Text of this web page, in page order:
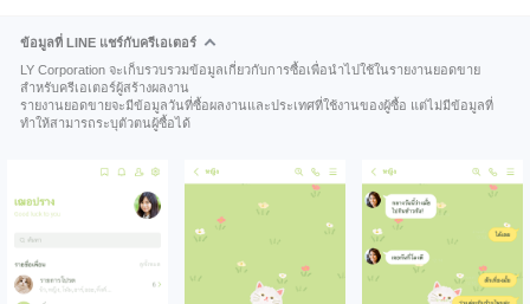
ข้อมูลที่ LINE แชร์กับครีเอเตอร์
LY Corporation จะเก็บรวบรวมข้อมูลเกี่ยวกับการซื้อเพื่อนำไปใช้ในรายงานยอดขาย
สำหรับครีเอเตอร์ผู้สร้างผลงาน
รายงานยอดขายจะมีข้อมูลวันที่ซื้อผลงานและประเทศที่ใช้งานของผู้ซื้อ แต่ไม่มีข้อมูลที่
ทำให้สามารถระบุตัวตนผู้ซื้อได้